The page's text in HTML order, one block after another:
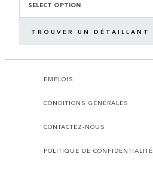
SELECT OPTION
TROUVER UN DÉTAILLANT
EMPLOIS
CONDITIONS GÉNÉRALES
CONTACTEZ-NOUS
POLITIQUE DE CONFIDENTIALITÉ